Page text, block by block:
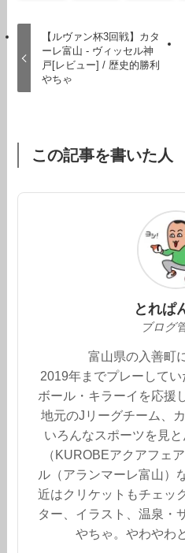
【ルヴァン杯3回戦】カタ
ーレ富山 - ヴィッセル神
戸[レビュー] / 歴史的勝利
やちゃ
この記事を書いた人
とれぱ
ブログ
富山県の入善町
2019年までプレーして
ボール・キラーイを応援
地元のJリーグチーム、
いろんなスポーツを見
（KUROBEアクアフェ
ル（アランマーレ富山）
近はクリケットもチェッ
ター、イラスト、温泉・
やちゃ。やわやわ